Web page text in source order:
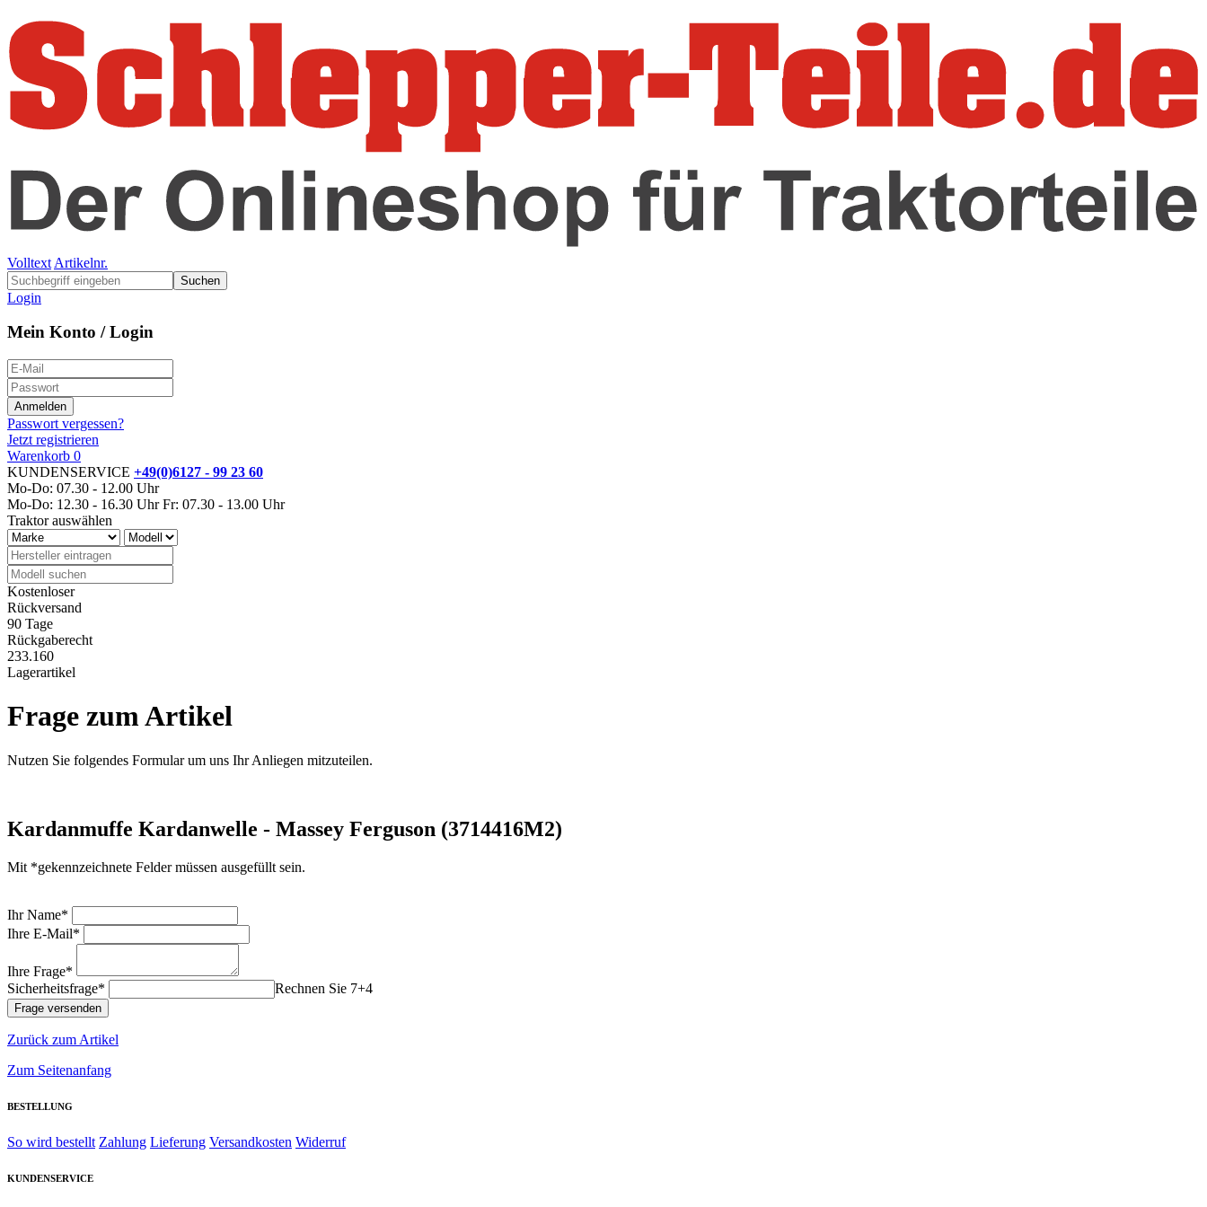
Volltext Artikelnr.
Suchen
Login
Mein Konto / Login
Passwort vergessen?
Jetzt registrieren
Warenkorb 0
KUNDENSERVICE +49(0)6127 - 99 23 60
Mo-Do: 07.30 - 12.00 Uhr
Mo-Do: 12.30 - 16.30 Uhr Fr: 07.30 - 13.00 Uhr
Traktor auswählen
Kostenloser
Rückversand
90 Tage
Rückgaberecht
233.160
Lagerartikel
Frage zum Artikel
Nutzen Sie folgendes Formular um uns Ihr Anliegen mitzuteilen.
Kardanmuffe Kardanwelle - Massey Ferguson (3714416M2)
Mit *gekennzeichnete Felder müssen ausgefüllt sein.
Ihr Name*
Ihre E-Mail*
Ihre Frage*
Sicherheitsfrage*
Rechnen Sie 7+4
Zurück zum Artikel
Zum Seitenanfang
BESTELLUNG
So wird bestellt Zahlung Lieferung Versandkosten Widerruf
KUNDENSERVICE